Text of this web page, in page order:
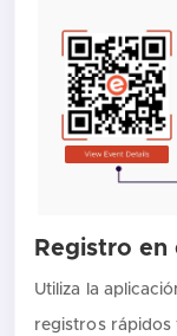
Registro en
Utiliza la
registros rápidos